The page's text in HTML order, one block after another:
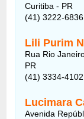
Curitiba - PR
(41) 3222-6836
Lili Purim
Rua Rio
PR
(41) 3334-4102
Lucimara
Avenida